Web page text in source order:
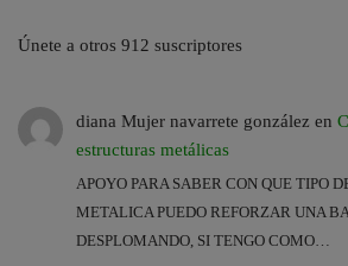
Únete a otros 912 suscriptores
diana Mujer navarrete gonzález en
estructuras metálicas
APOYO PARA SABER CON QUE TIPO
METALICA PUEDO REFORZAR UNA
DESPLOMANDO, SI TENGO COMO…